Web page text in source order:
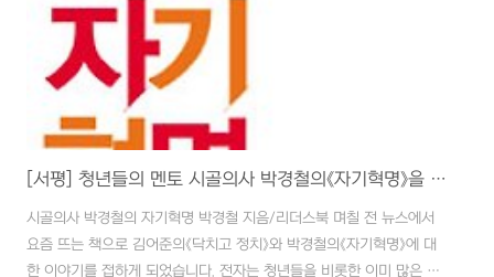
니다. 어느 날 학교에서 IQ..
[서평] 청년들의 멘토 시골의사 박경철의《자기혁명》을 읽고서...
시골의사 박경철의 자기혁명 박경철 지음/리더스북 며칠 전 뉴스에서
요즘 뜨는 책으로 김어준의《닥치고 정치》와 박경철의《자기혁명》에 대
한 이야기를 접하게 되었습니다. 전자는 청년들을 비롯한 이미 많은 사